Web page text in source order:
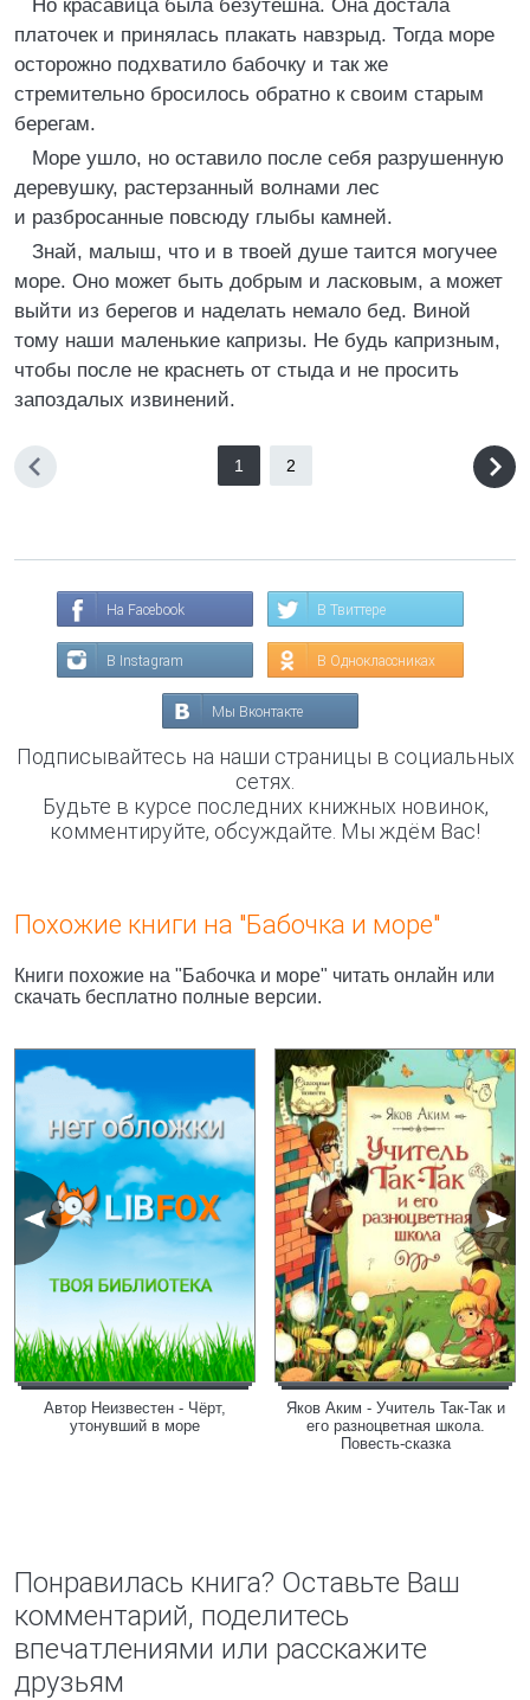
Но красавица была безутешна. Она достала
платочек и принялась плакать навзрыд. Тогда море
осторожно подхватило бабочку и так же
стремительно бросилось обратно к своим старым
берегам.
Море ушло, но оставило после себя разрушенную
деревушку, растерзанный волнами лес
и разбросанные повсюду глыбы камней.
Знай, малыш, что и в твоей душе таится могучее
море. Оно может быть добрым и ласковым, а может
выйти из берегов и наделать немало бед. Виной
тому наши маленькие капризы. Не будь капризным,
чтобы после не краснеть от стыда и не просить
запоздалых извинений.
1 2
На Facebook В Твиттере
В Instagram В Одноклассниках
Мы Вконтакте
Подписывайтесь на наши страницы в социальных
сетях.
Будьте в курсе последних книжных новинок,
комментируйте, обсуждайте. Мы ждём Вас!
Похожие книги на "Бабочка и море"
Книги похожие на "Бабочка и море" читать онлайн или
скачать бесплатно полные версии.
Автор Неизвестен - Чёрт,
утонувший в море
Яков Аким - Учитель Так-Так и
его разноцветная школа.
Повесть-сказка
Понравилась книга? Оставьте Ваш
комментарий, поделитесь
впечатлениями или расскажите
друзьям